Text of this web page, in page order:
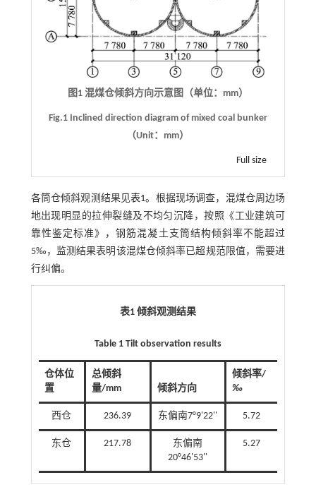
图1 混煤仓倾斜方向示意图（单位：mm）
Fig.1 Inclined direction diagram of mixed coal bunker
（Unit：mm）
Full size
各筒仓倾斜观测结果见表1。根据现场调查，混煤仓周边场
地出现明显的拉伸裂缝及不均匀沉降，按照《工业建筑可
靠性鉴定标准》，钢筋混凝土支筒结构倾斜率不能超过
5‰，监测结果表明该混煤仓倾斜率已超规范限值，需要进
行纠偏。
表1 倾斜观测结果
Table 1 Tilt observation results
仓体位
置
总倾斜
量/mm
倾斜方向
倾斜率/
‰
西仓 236.39 东偏南7°9'22'' 5.72
东仓 217.78
东偏南
20°46'53''
5.27